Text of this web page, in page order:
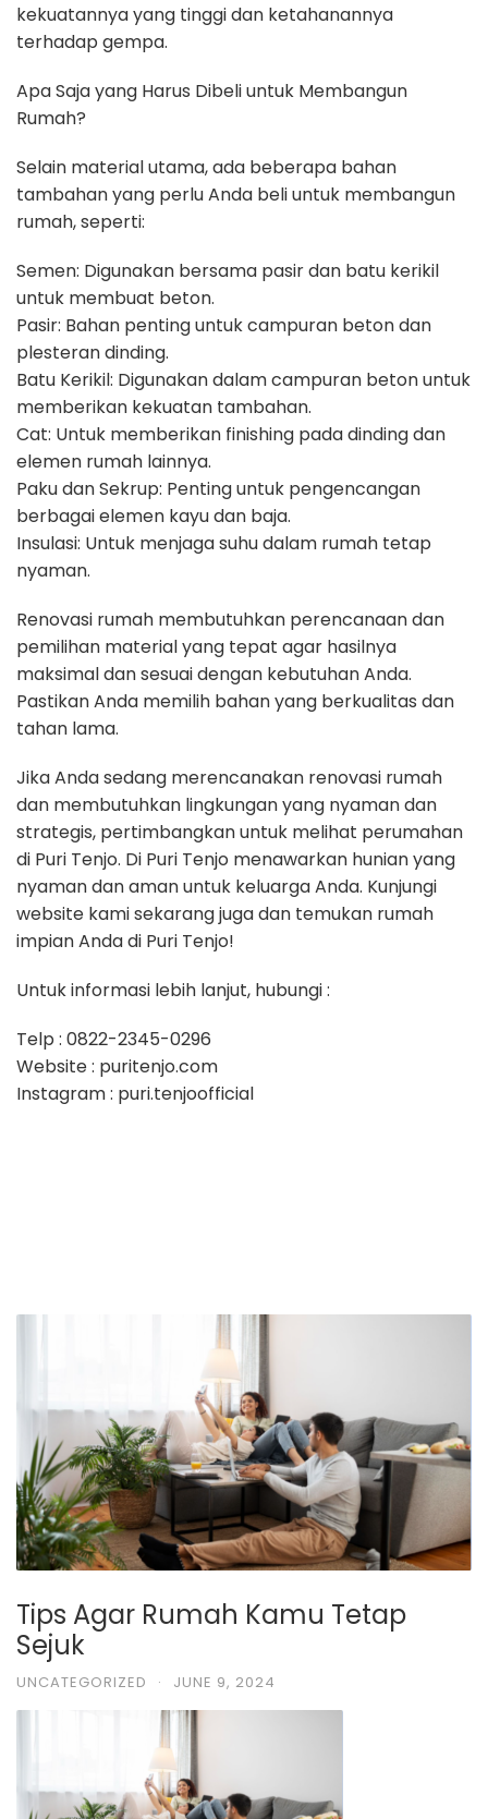
kekuatannya yang tinggi dan ketahanannya
terhadap gempa.
Apa Saja yang Harus Dibeli untuk Membangun
Rumah?
Selain material utama, ada beberapa bahan
tambahan yang perlu Anda beli untuk membangun
rumah, seperti:
Semen: Digunakan bersama pasir dan batu kerikil
untuk membuat beton.
Pasir: Bahan penting untuk campuran beton dan
plesteran dinding.
Batu Kerikil: Digunakan dalam campuran beton untuk
memberikan kekuatan tambahan.
Cat: Untuk memberikan finishing pada dinding dan
elemen rumah lainnya.
Paku dan Sekrup: Penting untuk pengencangan
berbagai elemen kayu dan baja.
Insulasi: Untuk menjaga suhu dalam rumah tetap
nyaman.
Renovasi rumah membutuhkan perencanaan dan
pemilihan material yang tepat agar hasilnya
maksimal dan sesuai dengan kebutuhan Anda.
Pastikan Anda memilih bahan yang berkualitas dan
tahan lama.
Jika Anda sedang merencanakan renovasi rumah
dan membutuhkan lingkungan yang nyaman dan
strategis, pertimbangkan untuk melihat perumahan
di Puri Tenjo. Di Puri Tenjo menawarkan hunian yang
nyaman dan aman untuk keluarga Anda. Kunjungi
website kami sekarang juga dan temukan rumah
impian Anda di Puri Tenjo!
Untuk informasi lebih lanjut, hubungi :
Telp ​: 0822-2345-0296
Website ​: puritenjo.com
Instagram ​: puri.tenjoofficial
Tips Agar Rumah Kamu Tetap
Sejuk
UNCATEGORIZED · JUNE 9, 2024